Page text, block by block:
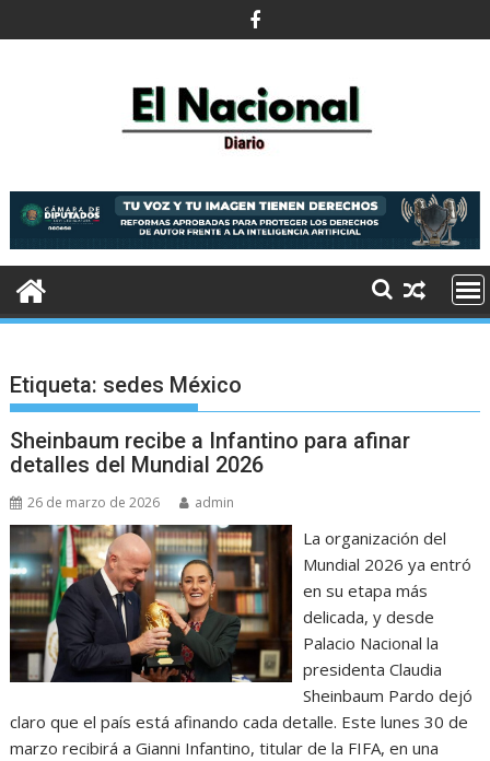
al
Etiqueta: sedes México
Sheinbaum recibe a Infantino para afinar
detalles del Mundial 2026
26 de marzo de 2026 admin
La organización del
Mundial 2026 ya entró
en su etapa más
delicada, y desde
Palacio Nacional la
presidenta Claudia
Sheinbaum Pardo dejó
claro que el país está afinando cada detalle. Este lunes 30 de
marzo recibirá a Gianni Infantino, titular de la FIFA, en una